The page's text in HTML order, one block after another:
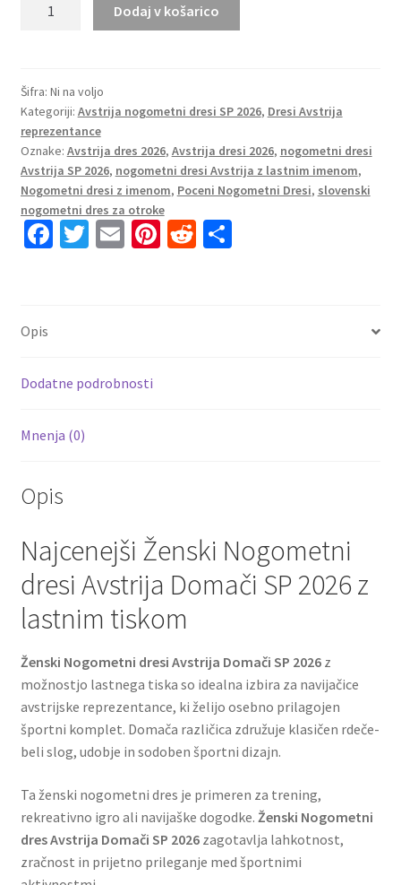
Avstrija
Domači
SP
2026
z
lastnim
tiskom
količina
Dodaj v košarico
Šifra: Ni na voljo
Kategoriji: Avstrija nogometni dresi SP 2026, Dresi Avstrija
reprezentance
Oznake: Avstrija dres 2026, Avstrija dresi 2026, nogometni dresi
Avstrija SP 2026, nogometni dresi Avstrija z lastnim imenom,
Nogometni dresi z imenom, Poceni Nogometni Dresi, slovenski
nogometni dres za otroke
Fa
k
T E Pi R S
Opis
Dodatne podrobnosti
Mnenja (0)
Opis
Najcenejši Ženski Nogometni
dresi Avstrija Domači SP 2026 z
lastnim tiskom
Ženski Nogometni dresi Avstrija Domači SP 2026z
možnostjo lastnega tiska so idealna izbira za navijačice
avstrijske reprezentance, ki želijo osebno prilagojen
športni komplet. Domača različica združuje klasičen rdeče-
beli slog, udobje in sodoben športni dizajn.
Ta ženski nogometni dres je primeren za trening,
rekreativno igro ali navijaške dogodke. Ženski Nogometni
dres Avstrija Domači SP 2026zagotavlja lahkotnost,
zračnost in prijetno prileganje med športnimi